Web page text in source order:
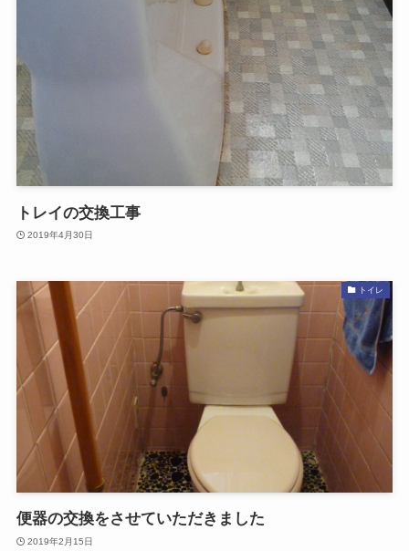
トレイの交換工事
2019年4月30日
トイレ
便器の交換をさせていただきました
2019年2月15日